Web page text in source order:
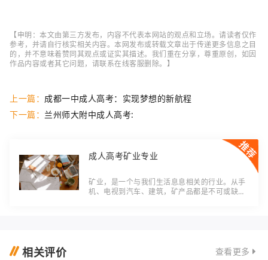
【申明：本文由第三方发布，内容不代表本网站的观点和立场。请读者仅作
参考，并请自行核实相关内容。本网发布或转载文章出于传递更多信息之目
的，并不意味着赞同其观点或证实其描述。我们重在分享，尊重原创，如因
作品内容或者其它问题，请联系在线客服删除。】
上一篇： 成都一中成人高考：实现梦想的新航程
下一篇： 兰州师大附中成人高考:
成人高考矿业专业
矿业，是一个与我们生活息息相关的行业。从手
机、电视到汽车、建筑，矿产品都是不可或缺的
相关评价 查看更多